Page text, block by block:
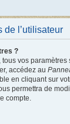
de l’utilisateur
?
vos paramètres
accédez au
en cliquant sur
permettra de
compte.